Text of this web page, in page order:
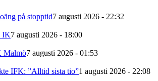
på stopptid7 augusti 2026 - 22:32
IK7 augusti 2026 - 18:00
Malmö7 augusti 2026 - 01:53
IFK: ”Alltid sista tio”1 augusti 2026 - 22:08